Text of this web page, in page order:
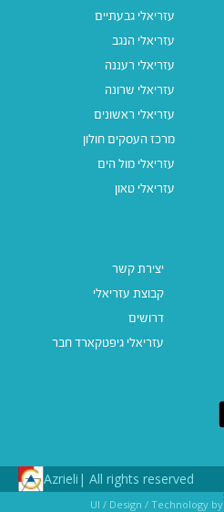
עזריאלי גבעתיים
עזריאלי הנגב
עזריאלי רעננה
עזריאלי שרונה
עזריאלי ראשונים
מרכז העסקים חולון
עזריאלי מול הים
עזריאלי טאון
יצירת קשר
קבוצת עזריאלי
דרושים
עזריאלי גיפטקארד חבר‎
All rights reserved |
Azrieli
UI / Design / Technology by